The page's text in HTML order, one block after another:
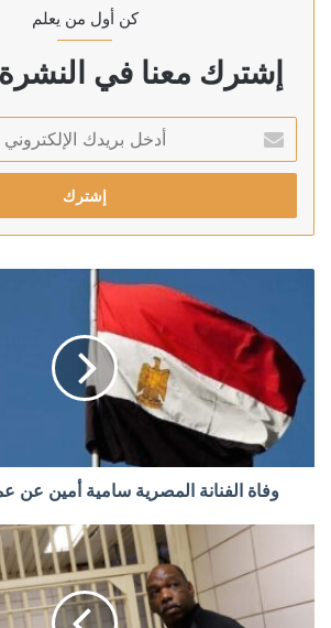
كن أول من يعلم
إشترك معنا في النشرة
بريدك
الإلكتروني
وفاة الفنانة المصرية سامية أمين عن عمر ناهز